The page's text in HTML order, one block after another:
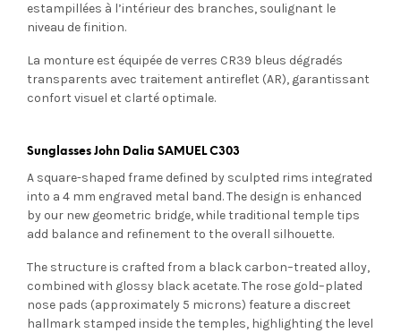
estampillées à l’intérieur des branches, soulignant le
niveau de finition.
La monture est équipée de verres CR39 bleus dégradés
transparents avec traitement antireflet (AR), garantissant
confort visuel et clarté optimale.
Sunglasses John Dalia SAMUEL C303
A square-shaped frame defined by sculpted rims integrated
into a 4 mm engraved metal band. The design is enhanced
by our new geometric bridge, while traditional temple tips
add balance and refinement to the overall silhouette.
The structure is crafted from a black carbon–treated alloy,
combined with glossy black acetate. The rose gold–plated
nose pads (approximately 5 microns) feature a discreet
hallmark stamped inside the temples, highlighting the level